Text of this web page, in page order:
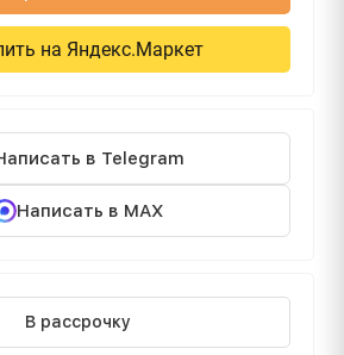
на Яндекс.Маркет
в Telegram
Написать в MAX
В рассрочку